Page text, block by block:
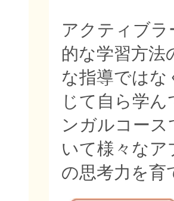
アクティブ
的な学習方法
な指導ではな
じて自ら学
ンガルコー
いて様々なア
の思考力を育